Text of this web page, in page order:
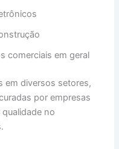
comerciais em geral
em diversos setores,
por empresas
no